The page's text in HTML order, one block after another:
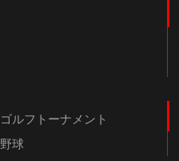
ゴルフトーナメント
野球